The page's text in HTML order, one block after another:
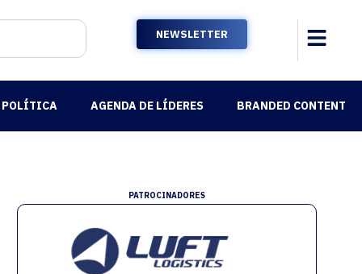
NEWSLETTER
POLÍTICA AGENDA DE LÍDERES BRANDED CONTENT
PATROCINADORES